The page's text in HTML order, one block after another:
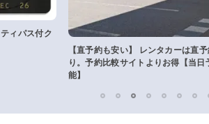
ィパス付ク
【直予約も安い】 レンタカーは直
り。予約比較サイトよりお得【当日
能】